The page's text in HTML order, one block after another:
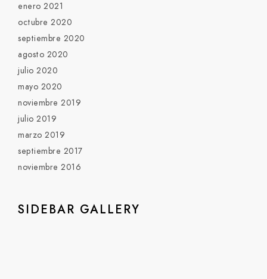
enero 2021
octubre 2020
septiembre 2020
agosto 2020
julio 2020
mayo 2020
noviembre 2019
julio 2019
marzo 2019
septiembre 2017
noviembre 2016
SIDEBAR GALLERY